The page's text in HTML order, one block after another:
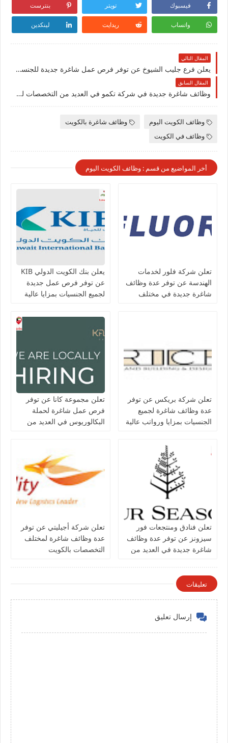
فيسبوك تويتر بنترست
واتساب ريدايت لينكدين
المقال التالي
يعلن فرع جليب الشيوخ عن توفر فرص عمل شاغرة جديدة للجنسيين للوافدين والمقيمين في دولة الكويت لعام 2026
المقال السابق
وظائف شاغرة جديدة في شركة تكمو في العديد من التخصصات للوافدين والمقيمين في الكويت لعام 2026
وظائف الكويت اليوم
وظائف شاغرة بالكويت
وظائف في الكويت
أخر المواضيع من قسم : وظائف الكويت اليوم
تعلن شركة فلور لخدمات
الهندسة عن توفر عدة وظائف
شاغرة جديدة في مختلف
يعلن بنك الكويت الدولي KIB
عن توفر فرص عمل جديدة
لجميع الجنسيات بمزايا عالية
تعلن شركة بريكس عن توفر
عدة وظائف شاغرة لجميع
الجنسيات بمزايا ورواتب عالية
تعلن مجموعة كانا عن توفر
فرص عمل شاغرة لحملة
البكالوريوس في العديد من
تعلن فنادق ومنتجعات فور
سيزونز‏ عن توفر عدة وظائف
شاغرة جديدة في العديد من
تعلن شركة أجيليتي عن توفر
عدة وظائف شاغرة لمختلف
التخصصات بالكويت
تعليقات
إرسال تعليق